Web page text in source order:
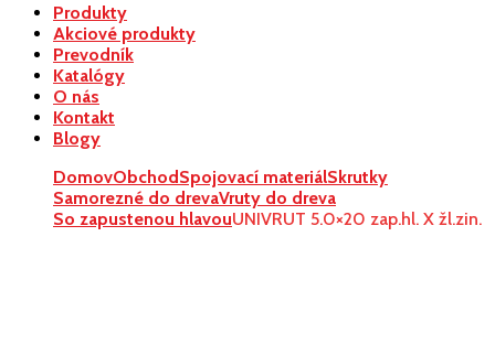
Produkty
Akciové produkty
Prevodník
Katalógy
O nás
Kontakt
Blogy
DomovObchodSpojovací materiálSkrutky
Samorezné do drevaVruty do dreva
So zapustenou hlavouUNIVRUT 5.0×20 zap.hl. X žl.zin.